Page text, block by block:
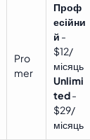
Pro
mer
Проф
есійни
й -
$12/
місяць
Unlimi
ted-
$29/
місяць